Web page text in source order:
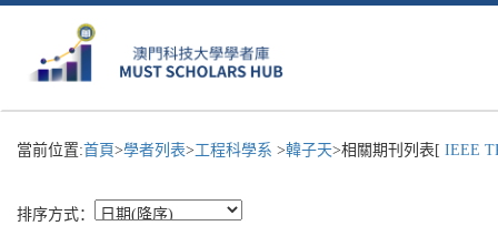
當前位置:首頁>學者列表>工程科學系 >韓子天>相關期刊列表[ IEEE
排序方式：